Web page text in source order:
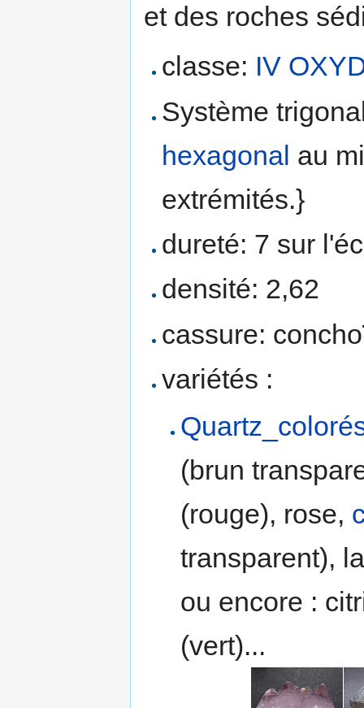
et des roches
classe: IV
Système
hexagonal au
extrémités.}
dureté: 7 sur
densité: 2,62
cassure:
variétés :
(brun
(rouge), rose,
transparent),
ou encore :
(vert)...